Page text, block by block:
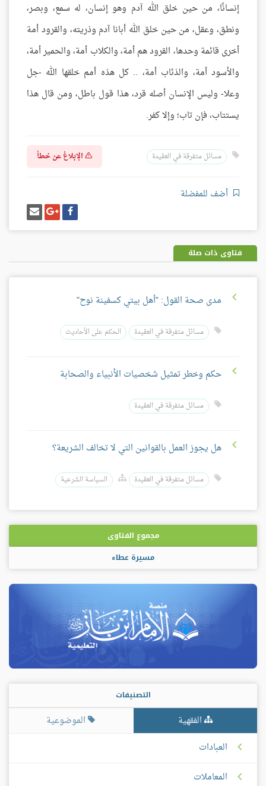
إنسانًا، من حين خلق الله آدم وهو إنسان، له سمع، وبصر،
ونطق، وعقل، من حين خلق الله أبانا آدم وذريته، والقرود أمة
أخرى قائمة وحدها، القرود هم أمة، والكلاب أمة، والحمير أمة،
والأسود أمة، والذئاب أمة، .. كل هذه أمم خلقها الله -جل
وعلا- وليس الإنسان أصله قرد، هذا قول باطل، ومن قال هذا
يستتاب، فإن تاب؛ وإلا كفر.
مسائل متفرقة في العقيدة الإبلاغ عن خطأ
أضف للمفضلة
شارك
على
فيسبوك
شارك
على
غوغل
بلس
إرسل
إيميل
فتاوى ذات صلة
مدى صحة القول: "أهل بيتي كسفينة نوح"
مسائل متفرقة في العقيدة الحكم على الأحاديث
حكم وخطر تمثيل شخصيات الأنبياء والصحابة
مسائل متفرقة في العقيدة
هل يجوز العمل بالقوانين التي لا تخالف الشريعة؟
مسائل متفرقة في العقيدة السياسة الشرعية
مجموع الفتاوى
مسيرة عطاء
التصنيفات
الفقهية
الموضوعية
العبادات
المعاملات